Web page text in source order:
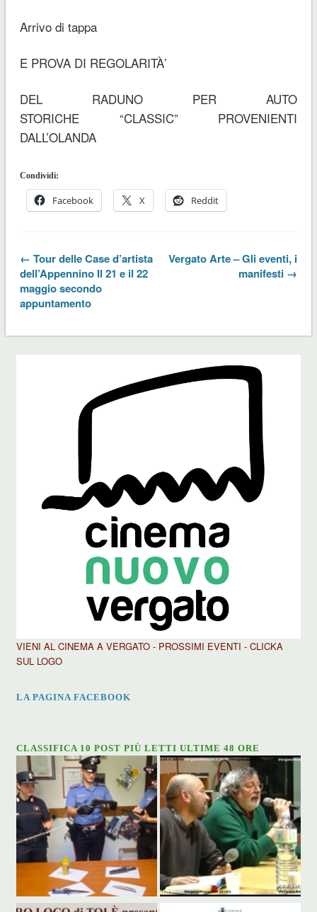
Arrivo di tappa
E PROVA DI REGOLARITÀ’
DEL RADUNO PER AUTO
STORICHE “CLASSIC” PROVENIENTI
DALL’OLANDA
Condividi:
Facebook X Reddit
← Tour delle Case d’artista
dell’Appennino Il 21 e il 22
maggio secondo
appuntamento
Vergato Arte – Gli eventi, i
manifesti →
VIENI AL CINEMA A VERGATO - PROSSIMI EVENTI - CLICKA
SUL LOGO
LA PAGINA FACEBOOK
CLASSIFICA 10 POST PIÙ LETTI ULTIME 48 ORE